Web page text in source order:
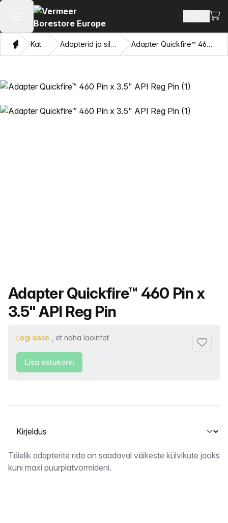
Ava peamenüü Otsi
KoduKataloogi Adapterid ja silmade tõmbamine Adapter Quickfire™ 460 Pin x 3.5" API Reg Pin
Toote nimi
Adapter Quickfire™ 460 Pin x
3.5" API Reg Pin
Logi sisse , et näha laoinfot
Lisa
Lisa ostukorvi
Vahekaardi valimine
Kirjeldus
Täielik adapterite rida on saadaval väikeste külvikute jaoks
kuni maxi puurplatvormideni.